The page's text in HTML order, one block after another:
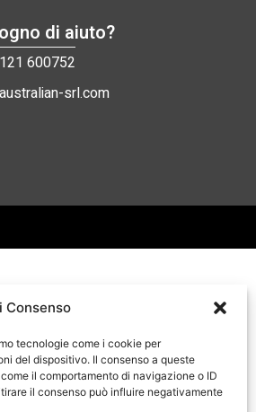
Consenso
tecnologie come i cookie per
del dispositivo. Il consenso a queste
il comportamento di navigazione o ID
il consenso può influire negativamente
di aiuto?
600752
srl.com